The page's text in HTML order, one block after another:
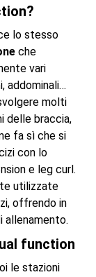
lo stesso
che
vari
addominali…
molti
delle braccia,
fa sì che si
con lo
e leg curl.
utilizzate
offrendo in
allenamento.
function
le stazioni